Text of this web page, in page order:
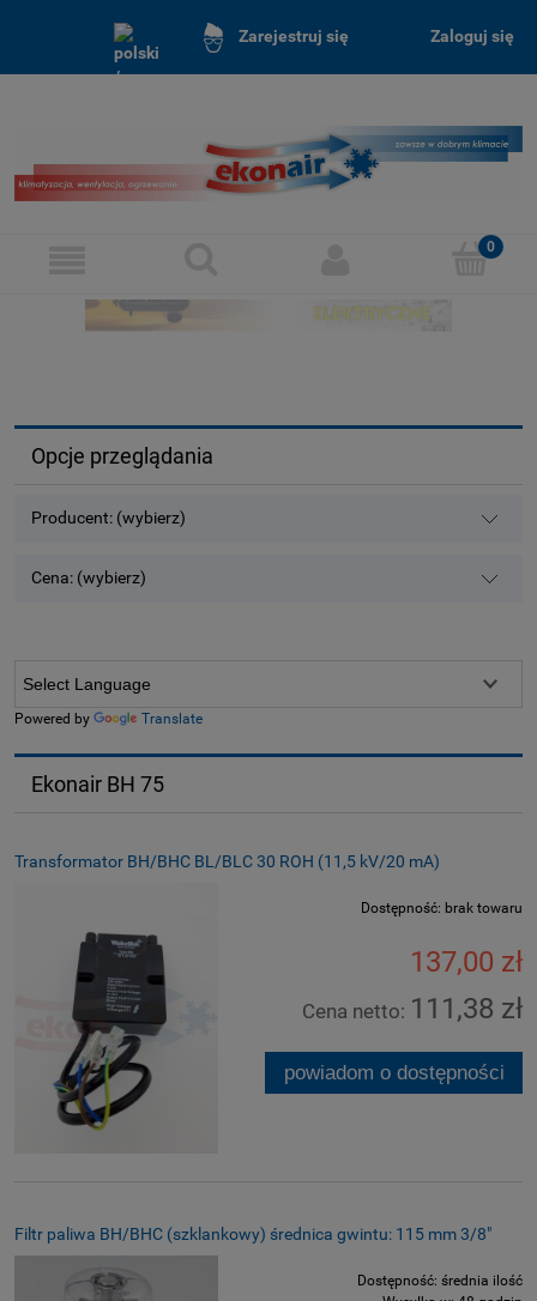
Zarejestruj się Zaloguj się
Opcje przeglądania
Producent: (wybierz)
Cena: (wybierz)
Powered by Translate
Ekonair BH 75
Transformator BH/BHC BL/BLC 30 ROH (11,5 kV/20 mA)
Dostępność: brak towaru
137,00 zł
Cena netto: 111,38 zł
powiadom o dostępności
Filtr paliwa BH/BHC (szklankowy) średnica gwintu: 115 mm 3/8"
Dostępność: średnia ilość